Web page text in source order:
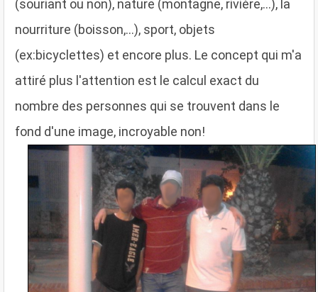
(souriant ou non), nature (montagne, rivière,...), la
nourriture (boisson,...), sport, objets
(ex:bicyclettes) et encore plus. Le concept qui m'a
attiré plus l'attention est le calcul exact du
nombre des personnes qui se trouvent dans le
fond d'une image, incroyable non!